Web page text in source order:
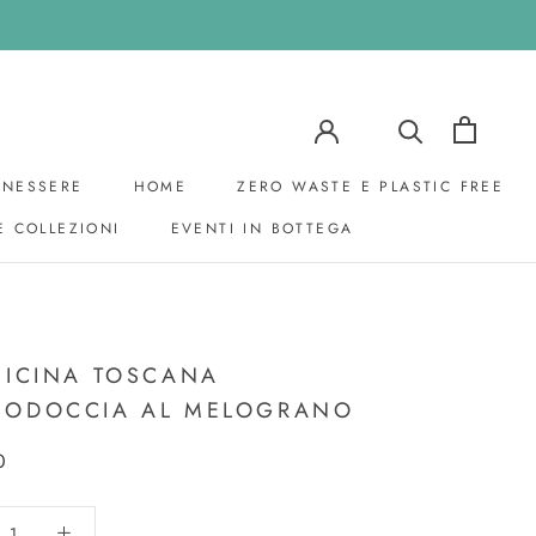
HOME
ZERO WASTE E PLASTIC FREE
COLLEZIONI
EVENTI IN BOTTEGA
TOSCANA
AL MELOGRANO